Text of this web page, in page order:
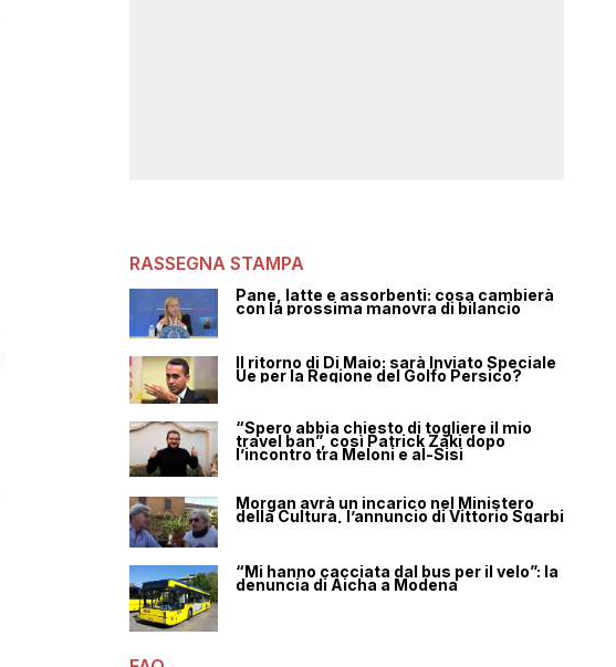
RASSEGNA STAMPA
Pane, latte e assorbenti: cosa cambierà
con la prossima manovra di bilancio
Il ritorno di Di Maio: sarà Inviato Speciale
Ue per la Regione del Golfo Persico?
“Spero abbia chiesto di togliere il mio
travel ban”, così Patrick Zaki dopo
l’incontro tra Meloni e al-Sisi
Morgan avrà un incarico nel Ministero
della Cultura, l’annuncio di Vittorio Sgarbi
“Mi hanno cacciata dal bus per il velo”: la
denuncia di Aicha a Modena